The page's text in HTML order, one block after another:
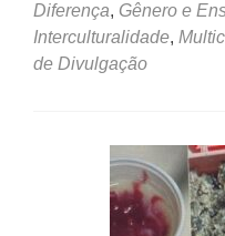
Diferença, Gênero e
Interculturalidade,
de Divulgação